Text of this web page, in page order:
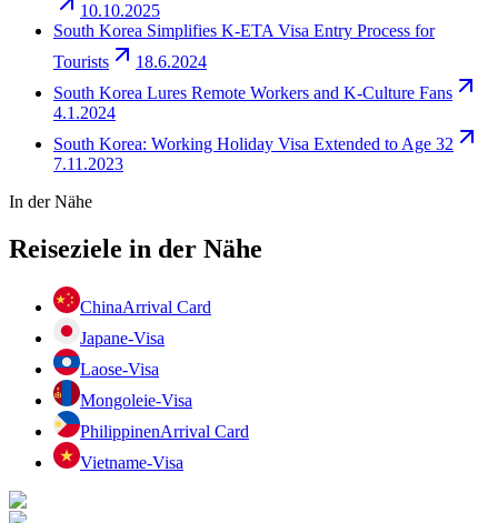
10.10.2025
South Korea Simplifies K-ETA Visa Entry Process for
Tourists
18.6.2024
South Korea Lures Remote Workers and K-Culture Fans
4.1.2024
South Korea: Working Holiday Visa Extended to Age 32
7.11.2023
In der Nähe
Reiseziele in der Nähe
ChinaArrival Card
Japane-Visa
Laose-Visa
Mongoleie-Visa
PhilippinenArrival Card
Vietname-Visa